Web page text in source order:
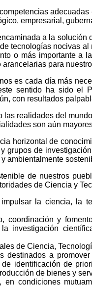
empresarial,
a la
tecnologías nocivas
o más importante
para
es cada día más
sentido ha sido el
con resultados
realidades del
son aún
horizontal de
de
ambientalmente
de nuestros
de Ciencia y
la ciencia, la
coordinación y
investigación
de Ciencia,
destinados a
identificación de
de bienes y
condiciones